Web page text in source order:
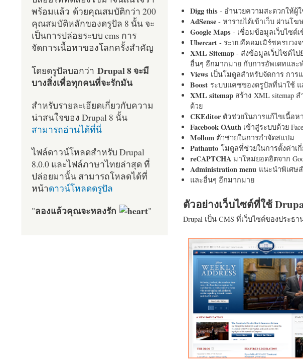
Digg this- อำนวยความสะดวกให้ผู้ใ
AdSense- หารายได้เข้าเว็บ ผ่านโฆ
Google Maps- เชื่อมข้อมูลเว็บไซต์เ
Ubercart- ระบบอีคอมเมิร์ซครบวงจ
XML Sitemap- ส่งข้อมูลเว็บไซต์ไป
อื่นๆ อีกมากมาย กับการอัพเดทแล
Views เป็นโมดูลสำหรับจัดการ การ
Boost ระบบแคชของดรูปัลที่น่าใช้ แ
XML sitemapสร้าง XML sitemap
ด้วย
CKEditorตัวช่วยในการแก้ไขเนื้อห
Facebook OAuth เข้าสู่ระบบด้วย
Mollom ตัวช่วยในการกำจัดสแปม
Pathautoโมดูลที่ช่วยในการตั้งค่าเ
reCAPTCHA มาใหม่ยอดฮิตจาก
Administration menu แนะนำพิเศษ
และอื่นๆ อีกมากมาย
ตัวอย่างเว็บไซต์ที่ใช้
Drupal เป็น CMS ที่เว็บไซต์ของประธา
พร้อมแล้ว ด้วยคุณสมบัติกว่า 200
คุณสมบัติหลักของดรูปัล 8 นั้น จะ
เป็นการปล่อยระบบ cms การ
จัดการเนื้อหาของโลกครั้งสำคัญ
โดยดรูปัลบอกว่า Drupal 8 จะมี
บางสิ่งเพื่อทุกคนที่จะรักมัน
สำหรับรายละเอียดเกี่ยวกับความ
น่าสนใจของ Drupal 8 นั้น
สามารถอ่านได้ที่นี่
ไฟล์ดาวน์โหลดสำหรับ Drupal
8.0.0 และไฟล์ภาษาไทยล่าสุด ที่
ปล่อยมานั้น สามารถโหลดได้ที่
หน้าดาวน์โหลดดรูปัล
"ลองแล้วคุณจะหลงรัก "